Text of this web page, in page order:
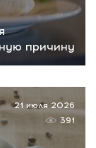
причину
21 июля 2026
391